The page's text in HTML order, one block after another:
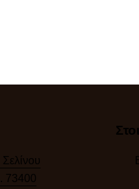
73400